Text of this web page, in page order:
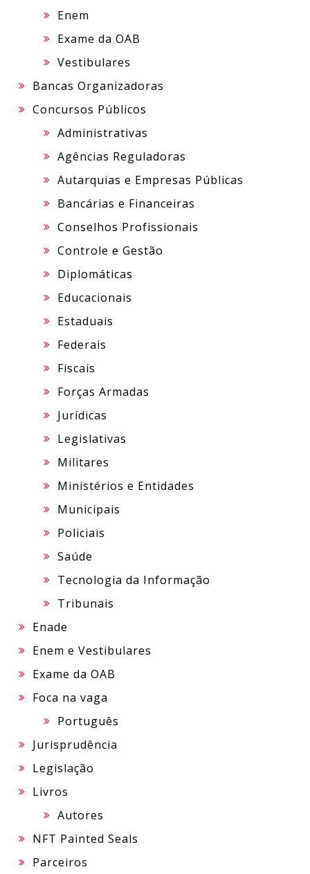
Enem
Exame da OAB
Vestibulares
Bancas Organizadoras
Concursos Públicos
Administrativas
Agências Reguladoras
Autarquias e Empresas Públicas
Bancárias e Financeiras
Conselhos Profissionais
Controle e Gestão
Diplomáticas
Educacionais
Estaduais
Federais
Fiscais
Forças Armadas
Jurídicas
Legislativas
Militares
Ministérios e Entidades
Municipais
Policiais
Saúde
Tecnologia da Informação
Tribunais
Enade
Enem e Vestibulares
Exame da OAB
Foca na vaga
Português
Jurisprudência
Legislação
Livros
Autores
NFT Painted Seals
Parceiros